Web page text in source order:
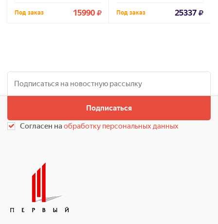
Под заказ 15990 Под заказ 25337
Подписаться
Согласен наобработку персональных данных